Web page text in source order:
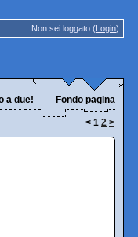
Non sei loggato (Login)
a due! Fondo pagina
< 1 2 >